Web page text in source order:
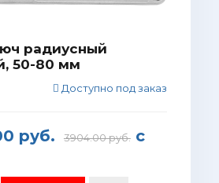
радиусный
50-80 мм
Доступно под заказ
руб. 3904.00 руб.с